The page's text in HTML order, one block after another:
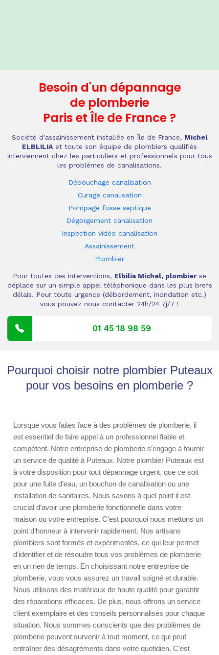
Besoin d'un dépannage
de plomberie
Paris et Île de France ?
Société d'assainissement installée en Île de France, Michel
ELBLILIA et toute son équipe de plombiers qualifiés
interviennent chez les particuliers et professionnels pour tous
les problèmes de canalisations.
Débouchage canalisation
Curage canalisation
Pompage fosse septique
Dégorgement canalisation
Inspection vidéo canalisation
Assainissement
Plombier
Pour toutes ces interventions, Elbilia Michel, plombier se
déplace sur un simple appel téléphonique dans les plus brefs
délais. Pour toute urgence (débordement, inondation etc.)
vous pouvez nous contacter 24h/24 7j/7 !
01 45 18 98 59
Pourquoi choisir notre plombier Puteaux
pour vos besoins en plomberie ?
Lorsque vous faites face à des problèmes de plomberie, il
est essentiel de faire appel à un professionnel fiable et
compétent. Notre entreprise de plomberie s’engage à fournir
un service de qualité à Puteaux. Notre plombier Puteaux est
à votre disposition pour tout dépannage urgent, que ce soit
pour une fuite d’eau, un bouchon de canalisation ou une
installation de sanitaires. Nous savons à quel point il est
crucial d’avoir une plomberie fonctionnelle dans votre
maison ou votre entreprise. C'est pourquoi nous mettons un
point d’honneur à intervenir rapidement. Nos artisans
plombiers sont formés et expérimentés, ce qui leur permet
d’identifier et de résoudre tous vos problèmes de plomberie
en un rien de temps. En choisissant notre entreprise de
plomberie, vous vous assurez un travail soigné et durable.
Nous utilisons des matériaux de haute qualité pour garantir
des réparations efficaces. De plus, nous offrons un service
client exemplaire et des conseils personnalisés pour chaque
situation. Nous sommes conscients que des problèmes de
plomberie peuvent survenir à tout moment, ce qui peut
entraîner des désagréments dans votre quotidien. C’est